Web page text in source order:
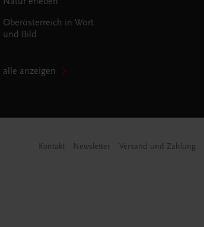
Oberösterreich in Wort
und Bild
alle anzeigen
Kontakt Newsletter Versand und Zahlung